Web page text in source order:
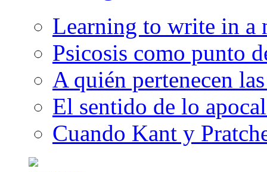
Learning to write in a
Psicosis como punto
A quién pertenecen
El sentido de lo
Cuando Kant y